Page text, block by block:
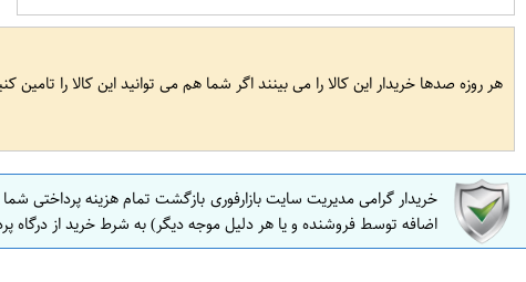
هر روزه صدها خریدار این کالا را می بینند اگر شما هم می توانید این کالا را تامین
خریدار گرامی مدیریت سایت بازارفوری بازگشت تمام هزینه
اضافه توسط فروشنده و یا هر دلیل موجه دیگر) به شرط خرید از